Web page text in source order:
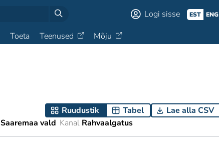
Logi sisse EST ENG
Toeta Teenused Mõju
Ruudustik Tabel
Lae alla CSV
Saaremaa vald Kanal Rahvaalgatus